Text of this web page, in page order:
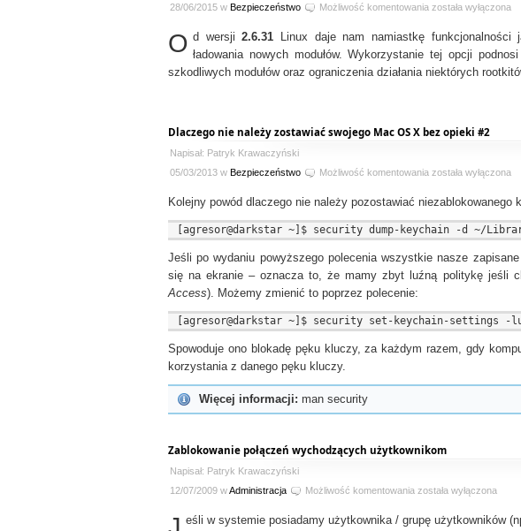
28/06/2015 w Bezpieczeństwo Możliwość komentowania Wyłączenie
dodatkowych
modułów
została wyłączona
O d wersji2.6.31 Linux daje nam namiastkę funkcjonalności
ładowania nowych modułów. Wykorzystanie tej opcji
szkodliwych modułów oraz ograniczenia działania niektórych
Dlaczego nie należy zostawiać swojego Mac OS X bez opieki #2
Napisał: Patryk Krawaczyński
05/03/2013 w Bezpieczeństwo Możliwość komentowania Dlaczego
należy
swojego
OS
X
#2
została wyłączona
Kolejny powód dlaczego nie należy pozostawiać niezablokowanego
Jeśli po wydaniu powyższego polecenia wszystkie nasze
się na ekranie – oznacza to, że mamy zbyt luźną politykę jeśli
Access). Możemy zmienić to poprzez polecenie:
Spowoduje ono blokadę pęku kluczy, za każdym razem, gdy
korzystania z danego pęku kluczy.
Więcej informacji: man security
Zablokowanie połączeń wychodzących użytkownikom
Napisał: Patryk Krawaczyński
12/07/2009 wAdministracja Możliwość komentowania Zablokowanie
wychodzących
została wyłączona
eśli w systemie posiadamy użytkownika / grupę użytkowników